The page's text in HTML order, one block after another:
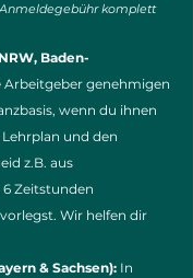
komplett
Baden-
Arbeitgeber genehmigen
wenn du ihnen
und den
z.B. aus
6 Zeitstunden
Wir helfen dir
& Sachsen): In